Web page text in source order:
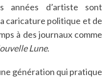
années d’artiste sont
caricature politique et de
à des journaux comme
Lune.
génération qui pratique